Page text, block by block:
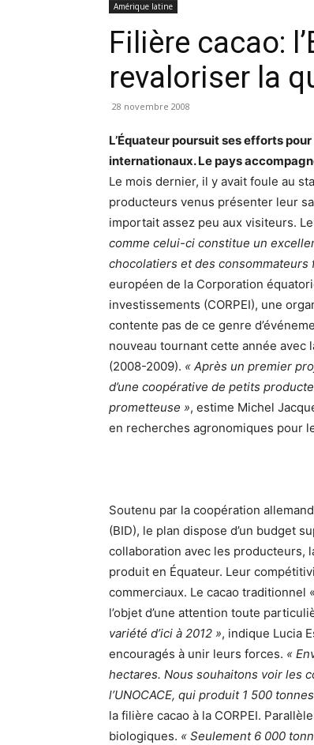
Amérique latine
Filière cacao:
revaloriser la
28 novembre 2008
L’Équateur poursuit ses efforts
internationaux. Le pays
Le mois dernier, il y avait foule au
producteurs venus présenter leur
importait assez peu aux visiteurs.
comme celui-ci constitue un
chocolatiers et des consommateurs
européen de la Corporation
investissements (CORPEI), une
contente pas de ce genre
nouveau tournant cette année avec
(2008-2009). « Après un premier
d’une coopérative de petits
prometteuse », estime Michel
en recherches agronomiques pour
Soutenu par la coopération
(BID), le plan dispose d’un budget
collaboration avec les producteurs,
produit en Équateur. Leur
commerciaux. Le cacao traditionnel
l’objet d’une attention toute
variété d’ici à 2012 », indique Lucia
encouragés à unir leurs forces. «
hectares. Nous souhaitons voir les
l’UNOCACE, qui produit 1 500
la filière cacao à la CORPEI.
biologiques. « Seulement 6 000